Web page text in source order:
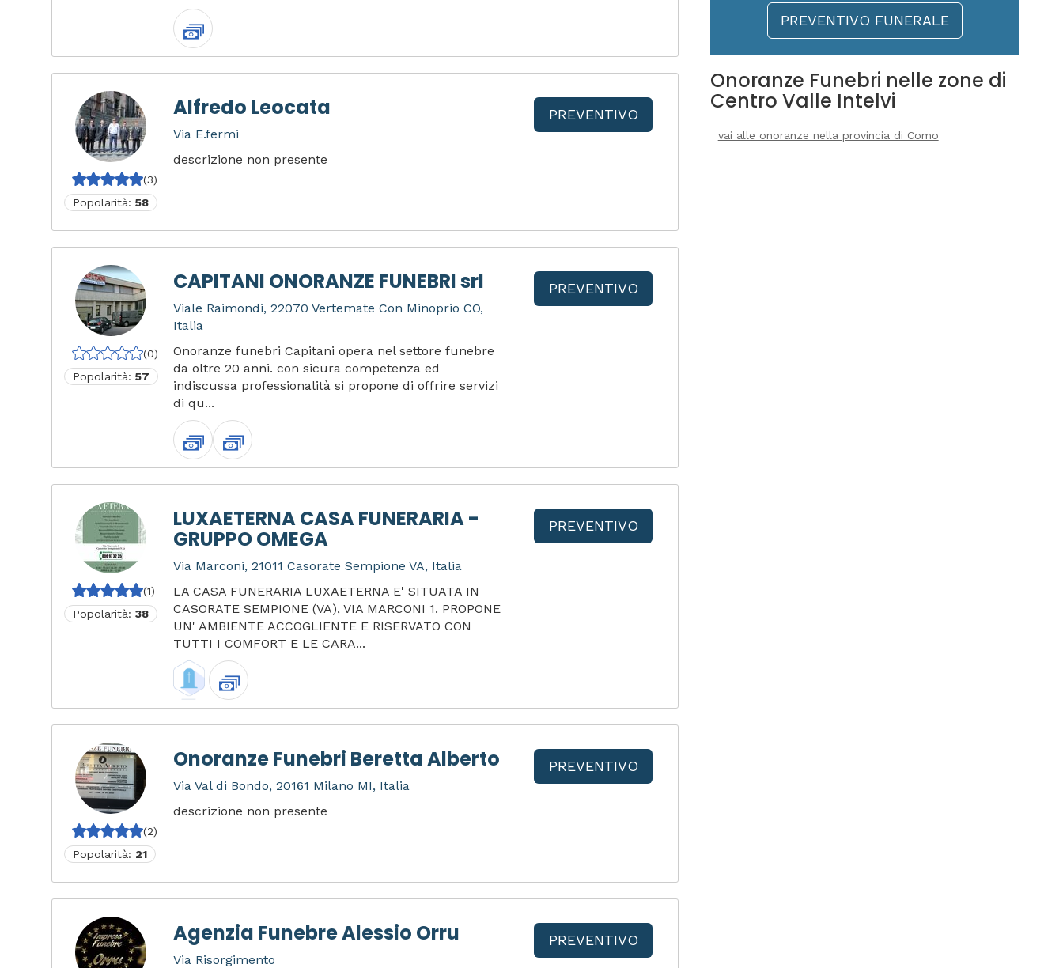
(3)
Popolarità:58
Alfredo Leocata
Via E.fermi
descrizione non presente
PREVENTIVO
(0)
Popolarità: 57
CAPITANI ONORANZE FUNEBRI srl
Viale Raimondi, 22070 Vertemate Con Minoprio CO,
Italia
Onoranze funebri Capitani opera nel settore funebre
da oltre 20 anni. con sicura competenza ed
indiscussa professionalità si propone di offrire servizi
di qu...
PREVENTIVO
(1)
Popolarità:38
LUXAETERNA CASA FUNERARIA -
GRUPPO OMEGA
Via Marconi, 21011 Casorate Sempione VA, Italia
LA CASA FUNERARIA LUXAETERNA E' SITUATA IN
CASORATE SEMPIONE (VA), VIA MARCONI 1. PROPONE
UN' AMBIENTE ACCOGLIENTE E RISERVATO CON
TUTTI I COMFORT E LE CARA...
PREVENTIVO
(2)
Popolarità: 21
Onoranze Funebri Beretta Alberto
Via Val di Bondo, 20161 Milano MI, Italia
descrizione non presente
PREVENTIVO
Agenzia Funebre Alessio Orru
Via Risorgimento
PREVENTIVO
PREVENTIVO FUNERALE
Onoranze Funebri nelle zone di
Centro Valle Intelvi
vai alle onoranze nella provincia di Como